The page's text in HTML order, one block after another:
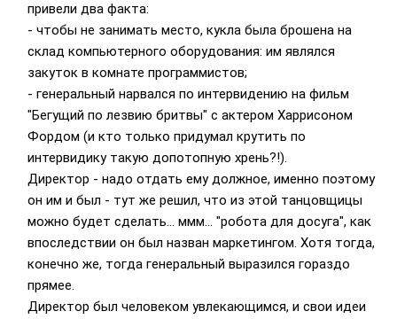
привели два факта:
- чтобы не занимать место, кукла была брошена на
склад компьютерного оборудования: им являлся
закуток в комнате программистов;
- генеральный нарвался по интервидению на фильм
"Бегущий по лезвию бритвы" с актером Харрисоном
Фордом (и кто только придумал крутить по
интервидику такую допотопную хрень?!).
Директор - надо отдать ему должное, именно поэтому
он им и был - тут же решил, что из этой танцовщицы
можно будет сделать... ммм... "робота для досуга", как
впоследствии он был назван маркетингом. Хотя тогда,
конечно же, тогда генеральный выразился гораздо
прямее.
Директор был человеком увлекающимся, и свои идеи